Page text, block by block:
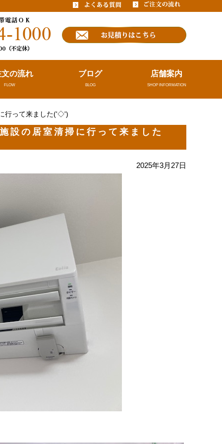
文の流れ
FLOW
ブログ
BLOG
店舗案内
SHOP INFORMATION
行って来ました('◇')ゞ
設の居室清掃に行って来ました
2025年3月27日